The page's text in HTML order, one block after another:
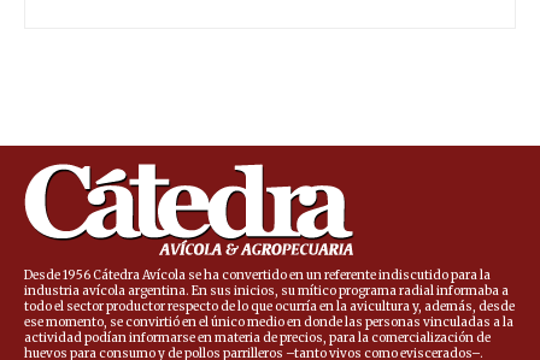
Desde 1956 Cátedra Avícola se ha convertido en un referente indiscutido para la
industria avícola argentina. En sus inicios, su mítico programa radial informaba a
todo el sector productor respecto de lo que ocurría en la avicultura y, además, desde
ese momento, se convirtió en el único medio en donde las personas vinculadas a la
actividad podían informarse en materia de precios, para la comercialización de
huevos para consumo y de pollos parrilleros –tanto vivos como eviscerados–.